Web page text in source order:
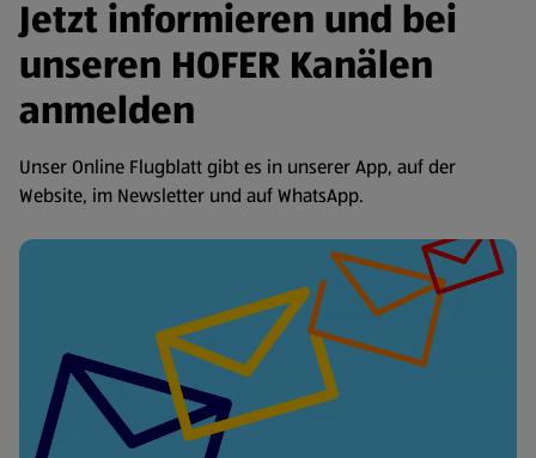
Jetzt informieren und bei
unseren HOFER Kanälen
anmelden
Unser Online Flugblatt gibt es in unserer App, auf der
Website, im Newsletter und auf WhatsApp.